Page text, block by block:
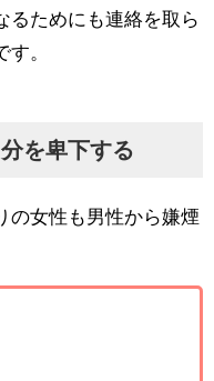
るためにも連絡を取ら
。
を卑下する
の女性も男性から嫌煙